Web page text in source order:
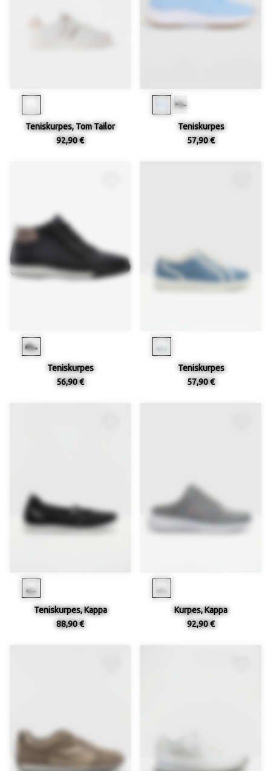
Teniskurpes, Tom Tailor
92,90 €
Teniskurpes
57,90 €
Teniskurpes
56,90 €
Teniskurpes
57,90 €
Teniskurpes, Kappa
88,90 €
Kurpes, Kappa
92,90 €